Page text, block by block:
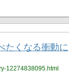
たくなる衝動に
12274838095.html